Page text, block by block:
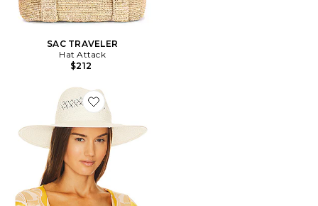
SAC TRAVELER
Hat Attack
$212
Favorite CHAPEAU LUXE PACKABLE